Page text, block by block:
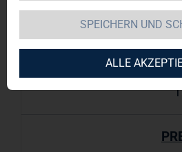
SPEICHERN UND
ALLE